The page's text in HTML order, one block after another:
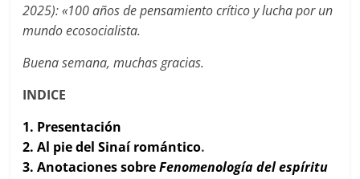
2025): «100 años de pensamiento crítico y lucha por un
mundo ecosocialista.
Buena semana, muchas gracias.
INDICE
1. Presentación
2.Al pie del Sinaí romántico.
3.Anotaciones sobreFenomenología del espíritu